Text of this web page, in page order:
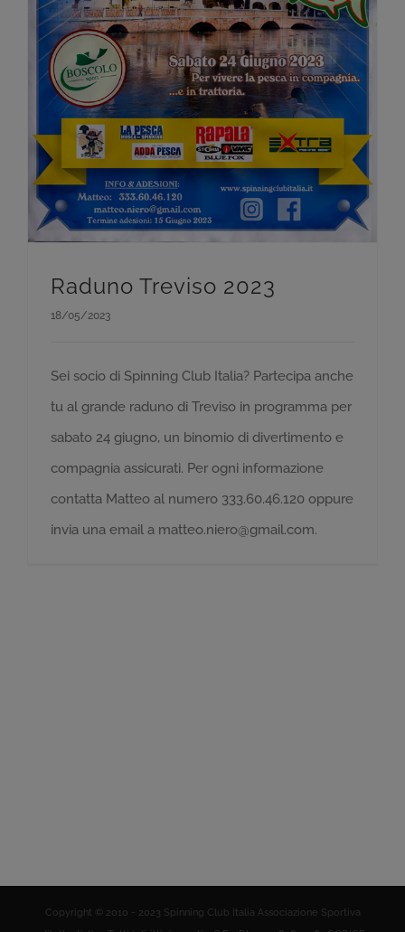
Raduno Treviso 2023
18/05/2023
Sei socio di Spinning Club Italia? Partecipa anche
tu al grande raduno di Treviso in programma per
sabato 24 giugno, un binomio di divertimento e
compagnia assicurati. Per ogni informazione
contatta Matteo al numero 333.60.46.120 oppure
invia una email a matteo.niero@gmail.com.
Copyright © 2010 - 2023 Spinning Club Italia Associazione Sportiva